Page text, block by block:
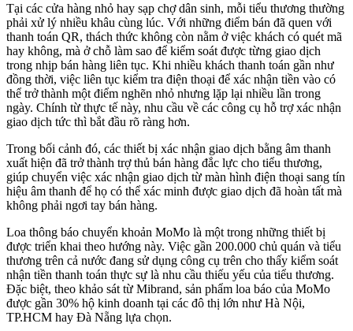
Tại các cửa hàng nhỏ hay sạp chợ dân sinh, mỗi tiểu thương thường
phải xử lý nhiều khâu cùng lúc. Với những điểm bán đã quen với
thanh toán QR, thách thức không còn nằm ở việc khách có quét mã
hay không, mà ở chỗ làm sao để kiểm soát được từng giao dịch
trong nhịp bán hàng liên tục. Khi nhiều khách thanh toán gần như
đồng thời, việc liên tục kiểm tra điện thoại để xác nhận tiền vào có
thể trở thành một điểm nghẽn nhỏ nhưng lặp lại nhiều lần trong
ngày. Chính từ thực tế này, nhu cầu về các công cụ hỗ trợ xác nhận
giao dịch tức thì bắt đầu rõ ràng hơn.
Trong bối cảnh đó, các thiết bị xác nhận giao dịch bằng âm thanh
xuất hiện đã trở thành trợ thủ bán hàng đắc lực cho tiểu thương,
giúp chuyển việc xác nhận giao dịch từ màn hình điện thoại sang tín
hiệu âm thanh để họ có thể xác minh được giao dịch đã hoàn tất mà
không phải ngơi tay bán hàng.
Loa thông báo chuyển khoản MoMo là một trong những thiết bị
được triển khai theo hướng này. Việc gần 200.000 chủ quán và tiểu
thương trên cả nước đang sử dụng công cụ trên cho thấy kiểm soát
nhận tiền thanh toán thực sự là nhu cầu thiếu yếu của tiểu thương.
Đặc biệt, theo khảo sát từ Mibrand, sản phẩm loa báo của MoMo
được gần 30% hộ kinh doanh tại các đô thị lớn như Hà Nội,
TP.HCM hay Đà Nẵng lựa chọn.